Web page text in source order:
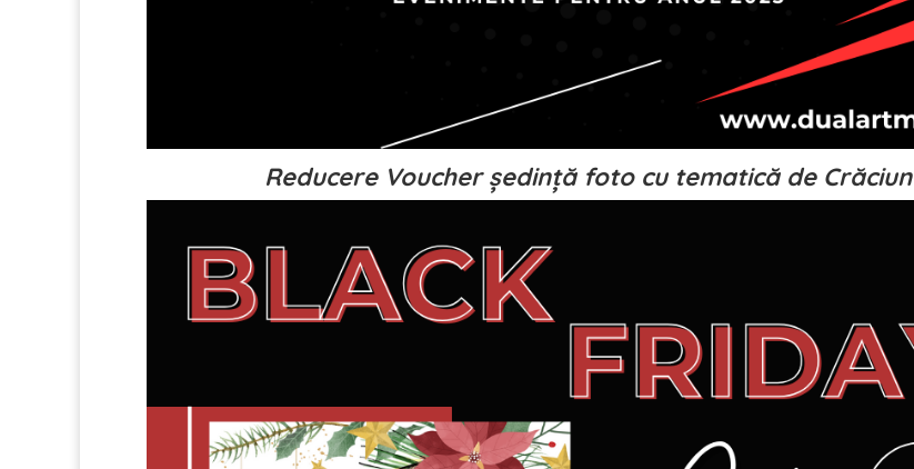
Reducere Voucher ședință foto cu tematică de Crăciun